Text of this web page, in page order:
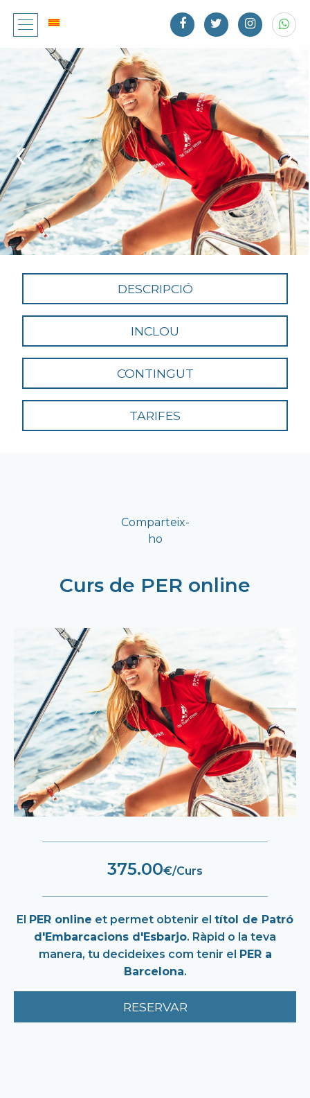
(+34) 93 221 75 74 / (+34) 673 862 241
‹ ›
DESCRIPCIÓ
INCLOU
CONTINGUT
TARIFES
Comparteix-
ho
Curs de PER online
375.00€/Curs
El PER online et permet obtenir el títol de Patró
d'Embarcacions d'Esbarjo. Ràpid o la teva
manera, tu decideixes com tenir el PER a
Barcelona.
RESERVAR